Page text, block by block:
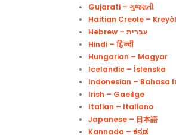
Gujarati – ગુજરાતી
Haitian Creole –
Hindi – हिन्दी
Hungarian – Magyar
Icelandic – Íslenska
Indonesian – Bahasa
Irish – Gaeilge
Italian – Italiano
Japanese – 日本語
Kannada – ಕನ್ನಡ